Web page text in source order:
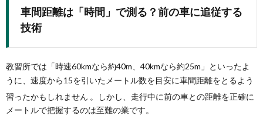
車間距離は「時間」で測る？前の車に追従する
技術
教習所では「時速60kmなら約40m、40kmなら約25m」といったよ
うに、速度から15を引いたメートル数を目安に車間距離をとるよう
習ったかもしれません
。しかし、走行中に前の車との距離を正確に
メートルで把握するのは至難の業です。